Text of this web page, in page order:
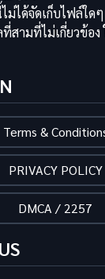
ม่ได้จัดเก็บไฟล์ใด
สามที่ไม่เกี่ยวข้อง
Terms &
PRIVACY POLICY
DMCA / 2257